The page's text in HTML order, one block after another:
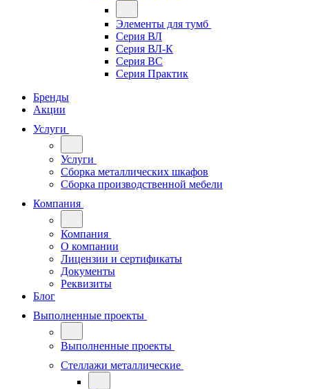
Элементы для тумб
Серия ВЛ
Серия ВЛ-К
Серия ВС
Серия Практик
Бренды
Акции
Услуги
Услуги
Сборка металлических шкафов
Сборка производственной мебели
Компания
Компания
О компании
Лицензии и сертификаты
Документы
Реквизиты
Блог
Выполненные проекты
Выполненные проекты
Стеллажи металлические